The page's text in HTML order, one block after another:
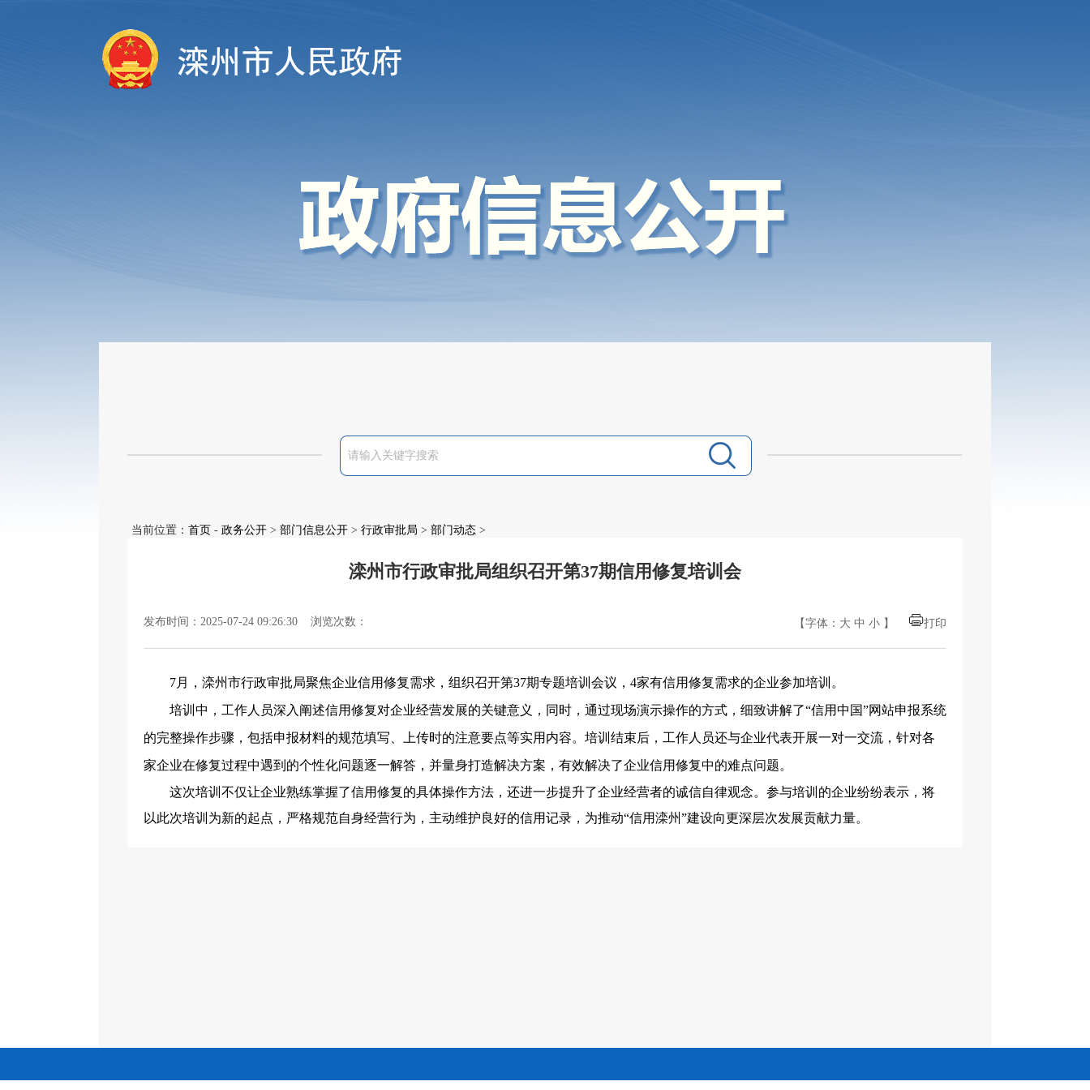
当前位置： 首页 - 政务公开 > 部门信息公开 > 行政审批局 > 部门动态 >
滦州市行政审批局组织召开第37期信用修复培训会
发布时间：2025-07-24 09:26:30 浏览次数： 【字体： 大 中 小 】 打印
7月， 滦州市行政审批局聚焦企业信用修复需求，组织召开第37期专题培训会议，4家有信用修复需求的企业参加培训。
培训中，工作人员深入阐述信用修复对企业经营发展的关键意义，同时，通过现场演示操作的方式，细致讲解了“信用中国”网站申报系统
的完整操作步骤，包括申报材料的规范填写、上传时的注意要点等实用内容。培训结束后，工作人员还与企业代表开展一对一交流，针对各
家企业在修复过程中遇到的个性化问题逐一解答，并量身打造解决方案，有效解决了企业信用修复中的难点问题。
这次培训不仅让企业熟练掌握了信用修复的具体操作方法，还进一步提升了企业经营者的诚信自律观念。参与培训的企业纷纷表示，将
以此次培训为新的起点，严格规范自身经营行为，主动维护良好的信用记录，为推动“信用滦州”建设向更深层次发展贡献力量。